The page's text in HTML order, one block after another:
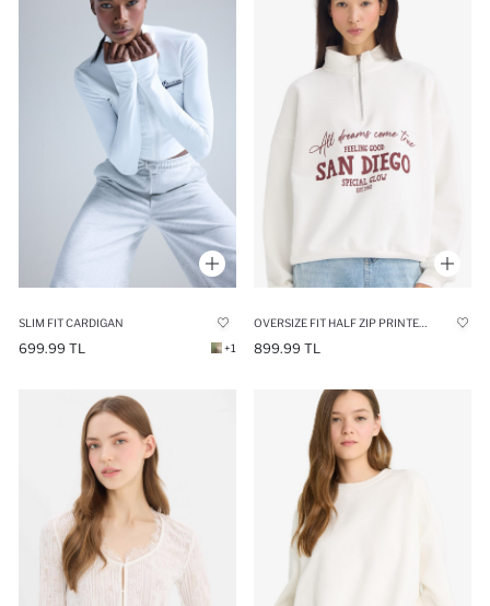
SLIM FIT CARDIGAN
699.99 TL +1 899.99 TL